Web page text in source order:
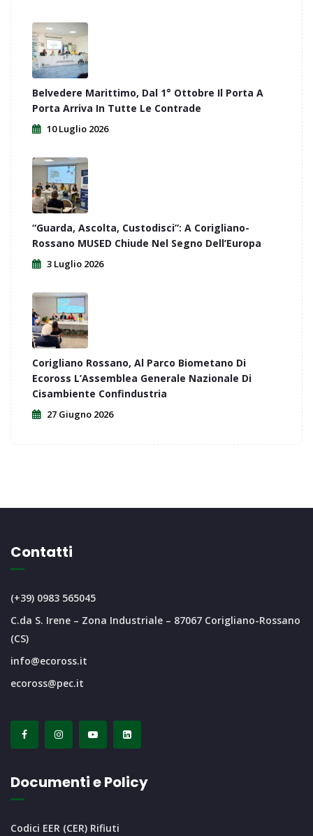
Belvedere Marittimo, Dal 1° Ottobre Il Porta A
Porta Arriva In Tutte Le Contrade
10 Luglio 2026
“Guarda, Ascolta, Custodisci”: A Corigliano-
Rossano MUSED Chiude Nel Segno Dell’Europa
3 Luglio 2026
Corigliano Rossano, Al Parco Biometano Di
Ecoross L’Assemblea Generale Nazionale Di
Cisambiente Confindustria
27 Giugno 2026
Contatti
(+39) 0983 565045
C.da S. Irene – Zona Industriale – 87067 Corigliano-Rossano
(CS)
info@ecoross.it
ecoross@pec.it
Documenti e Policy
Codici EER (CER) Rifiuti